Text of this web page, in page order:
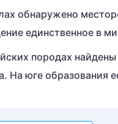
обнаружено
единственное в
породах
На юге образования